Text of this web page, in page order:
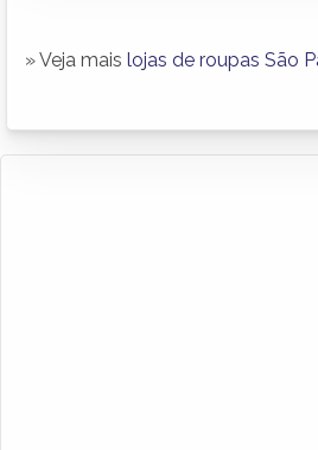
» Veja mais lojas de roupas São